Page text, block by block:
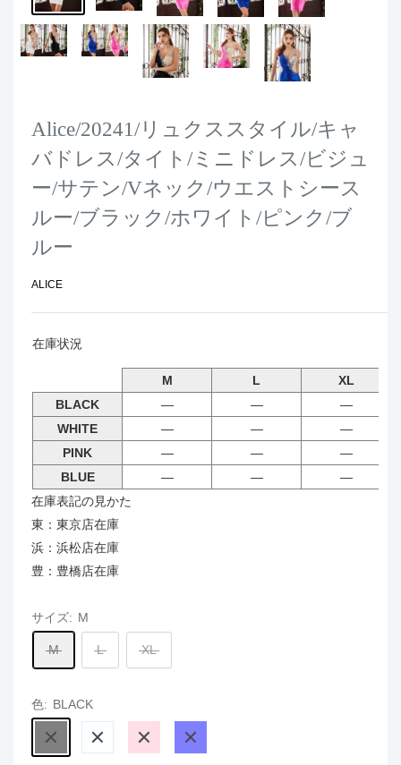
Alice/20241/リュクススタイル/キャ
バドレス/タイト/ミニドレス/ビジュ
ー/サテン/Vネック/ウエストシース
ルー/ブラック/ホワイト/ピンク/ブ
ルー
ALICE
在庫状況
M L
XL
BLACK
― ―
―
WHITE
― ―
―
PINK
― ―
―
BLUE
― ―
―
在庫表記の見かた
東：東京店在庫
浜：浜松店在庫
豊：豊橋店在庫
サイズ: M
M L XL
色: BLACK
BLACK
WHITE PINK BLUE